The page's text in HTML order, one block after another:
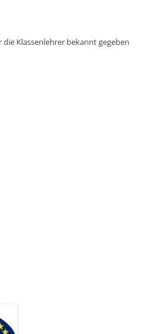
Klassenlehrer bekannt gegeben